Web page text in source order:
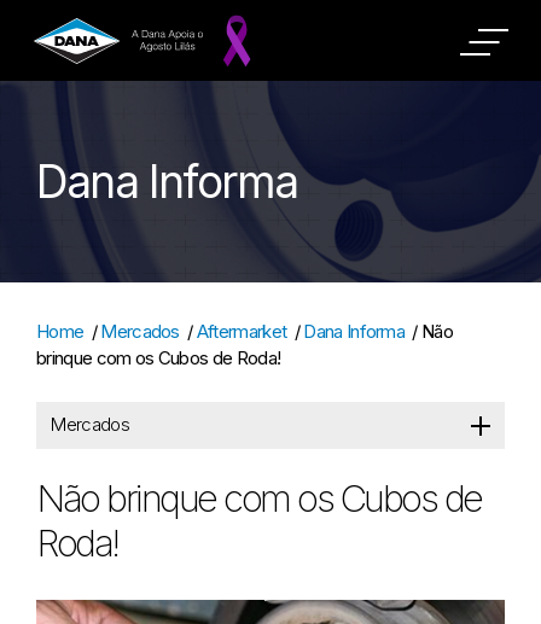
Dana Informa
Home /Mercados /Aftermarket /Dana Informa / Não
brinque com os Cubos de Roda!
Mercados
Não brinque com os Cubos de
Roda!